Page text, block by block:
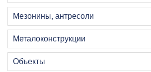
Мезонины, антресоли
Металоконструкции
Объекты